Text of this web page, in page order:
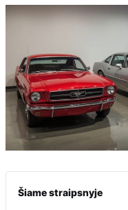
Šiame straipsnyje